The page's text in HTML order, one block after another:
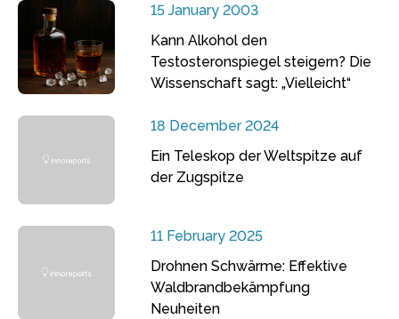
15 January 2003
Kann Alkohol den
Testosteronspiegel steigern? Die
Wissenschaft sagt: „Vielleicht“
18 December 2024
Ein Teleskop der Weltspitze auf
der Zugspitze
11 February 2025
Drohnen Schwärme: Effektive
Waldbrandbekämpfung
Neuheiten